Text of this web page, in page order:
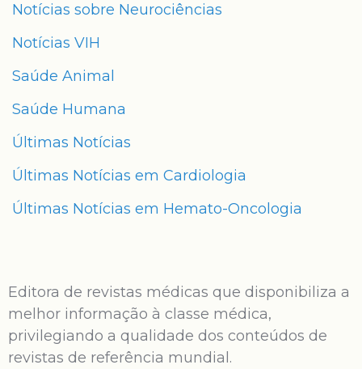
Notícias sobre Neurociências
Notícias VIH
Saúde Animal
Saúde Humana
Últimas Notícias
Últimas Notícias em Cardiologia
Últimas Notícias em Hemato-Oncologia
Editora de revistas médicas que disponibiliza a
melhor informação à classe médica,
privilegiando a qualidade dos conteúdos de
revistas de referência mundial.